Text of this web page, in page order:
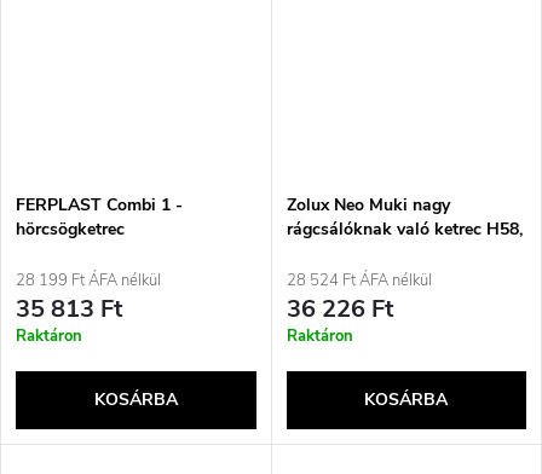
FERPLAST Combi 1 -
hörcsögketrec
28 199 Ft ÁFA nélkül
35 813 Ft
Raktáron
KOSÁRBA
Zolux Neo Muki nagy
rágcsálóknak való ketrec H58,
28 524 Ft ÁFA nélkül
36 226 Ft
Raktáron
KOSÁRBA